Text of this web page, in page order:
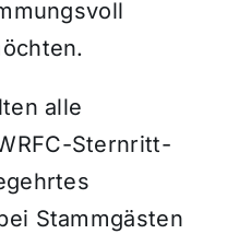
alle
Sternritt-
Stammgästen